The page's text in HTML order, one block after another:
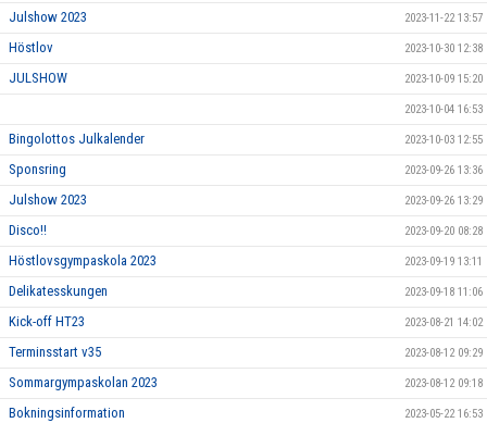
Julshow 2023 2023-11-22 13:57
Höstlov 2023-10-30 12:38
JULSHOW 2023-10-09 15:20
2023-10-04 16:53
Bingolottos Julkalender 2023-10-03 12:55
Sponsring 2023-09-26 13:36
Julshow 2023 2023-09-26 13:29
Disco!! 2023-09-20 08:28
Höstlovsgympaskola 2023 2023-09-19 13:11
Delikatesskungen 2023-09-18 11:06
Kick-off HT23 2023-08-21 14:02
Terminsstart v35 2023-08-12 09:29
Sommargympaskolan 2023 2023-08-12 09:18
Bokningsinformation 2023-05-22 16:53